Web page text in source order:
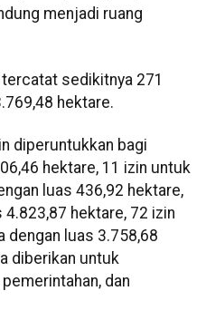
menjadi ruang
sedikitnya 271
hektare.
diperuntukkan bagi
hektare, 11 izin untuk
luas 436,92 hektare,
hektare, 72 izin
dengan luas 3.758,68
diberikan untuk
dan